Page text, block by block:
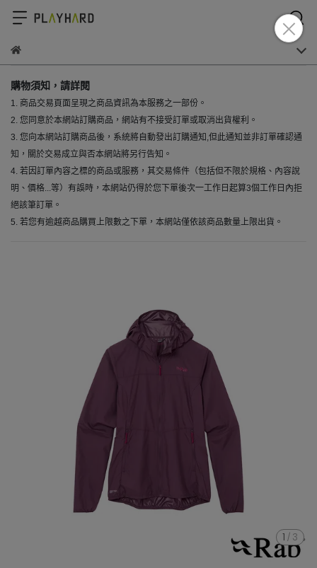
購物須知，請詳閱
1. 商品交易頁面呈現之商品資訊為本服務之一部份。
2. 您同意於本網站訂購商品，網站有不接受訂單或取消出貨權利。
3. 您向本網站訂購商品後，系統將自動發出訂購通知,但此通知並非訂單確認通
知，關於交易成立與否本網站將另行告知。
4. 若因訂單內容之標的商品或服務，其交易條件（包括但不限於規格、內容說
明、價格...等）有誤時，本網站仍得於您下單後次一工作日起算3個工作日內拒
絕該筆訂單。
5. 若您有逾越商品購買上限數之下單，本網站僅依該商品數量上限出貨。
1 / 3